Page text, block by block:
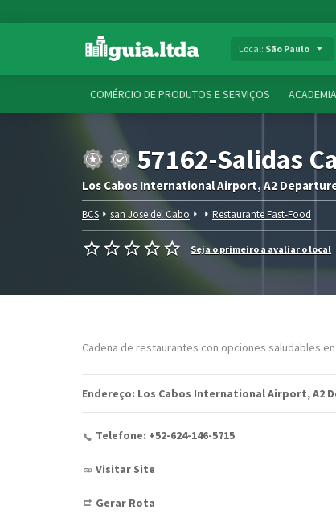
Local: São Paulo
COMÉRCIO DE PRODUTOS E SERVIÇOS
57162-Salidas
Los Cabos International Airport, A2
BCS san Jose del Cabo Restaurante Fast-Food
Seja o primeiro a avaliar o local
Cadena de restaurantes con opciones saludables
Endereço: Los Cabos International Airport, A2
Telefone: +52-624-146-5715
Visitar Site
Gerar Rota